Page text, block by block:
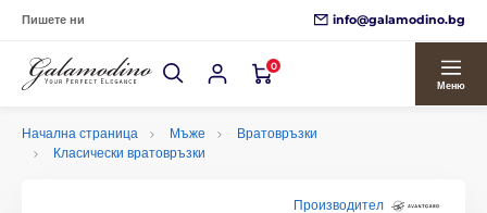
Пишете ни info@galamodino.bg
0
Меню
Начална страница Мъже
Вратовръзки
Класически вратовръзки
Производител